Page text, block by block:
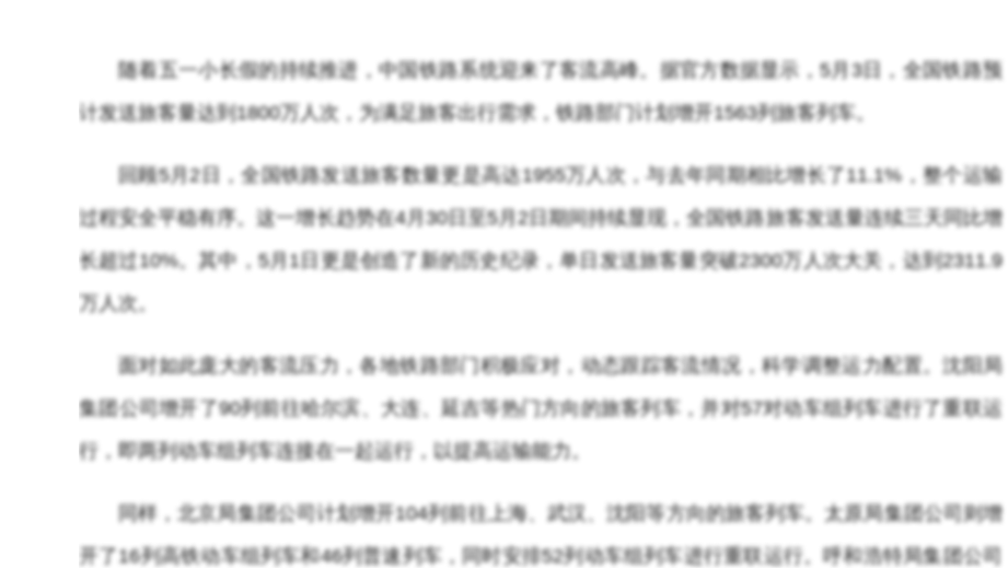
随着五一小长假的持续推进，中国铁路系统迎来了客流高峰。据官方数据显示，5月3日，全国铁路预
计发送旅客量达到1800万人次，为满足旅客出行需求，铁路部门计划增开1563列旅客列车。
回顾5月2日，全国铁路发送旅客数量更是高达1955万人次，与去年同期相比增长了11.1%，整个运输
过程安全平稳有序。这一增长趋势在4月30日至5月2日期间持续显现，全国铁路旅客发送量连续三天同比增
长超过10%。其中，5月1日更是创造了新的历史纪录，单日发送旅客量突破2300万人次大关，达到2311.9
万人次。
面对如此庞大的客流压力，各地铁路部门积极应对，动态跟踪客流情况，科学调整运力配置。沈阳局
集团公司增开了90列前往哈尔滨、大连、延吉等热门方向的旅客列车，并对57对动车组列车进行了重联运
行，即两列动车组列车连接在一起运行，以提高运输能力。
同样，北京局集团公司计划增开104列前往上海、武汉、沈阳等方向的旅客列车。太原局集团公司则增
开了16列高铁动车组列车和46列普速列车，同时安排52列动车组列车进行重联运行。呼和浩特局集团公司